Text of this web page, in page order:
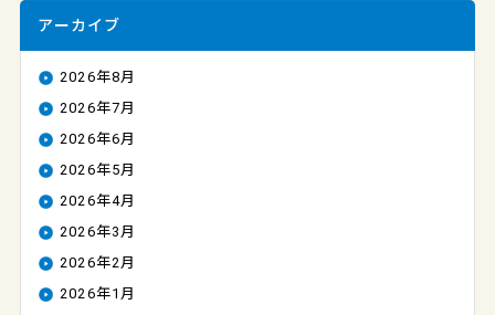
アーカイブ
2026年8月
2026年7月
2026年6月
2026年5月
2026年4月
2026年3月
2026年2月
2026年1月